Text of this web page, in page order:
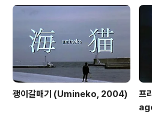
괭이갈매기 (Umineko, 2004)
프